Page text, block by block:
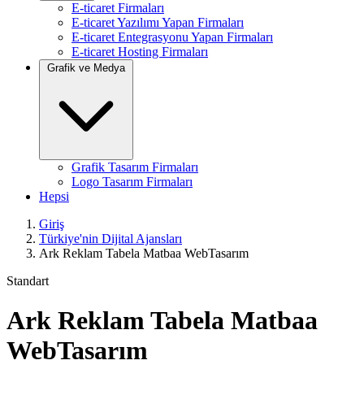
E-ticaret Firmaları
E-ticaret Yazılımı Yapan Firmaları
E-ticaret Entegrasyonu Yapan Firmaları
E-ticaret Hosting Firmaları
Grafik ve Medya
Grafik Tasarım Firmaları
Logo Tasarım Firmaları
Hepsi
Giriş
Türkiye'nin Dijital Ajansları
Ark Reklam Tabela Matbaa WebTasarım
Standart
Ark Reklam Tabela Matbaa
WebTasarım